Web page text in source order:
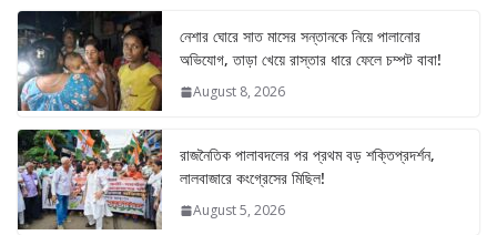
নেশার ঘোরে সাত মাসের সন্তানকে নিয়ে পালানোর
অভিযোগ, তাড়া খেয়ে রাস্তার ধারে ফেলে চম্পট বাবা!
August 8, 2026
রাজনৈতিক পালাবদলের পর প্রথম বড় শক্তিপ্রদর্শন,
লালবাজারে কংগ্রেসের মিছিল!
August 5, 2026